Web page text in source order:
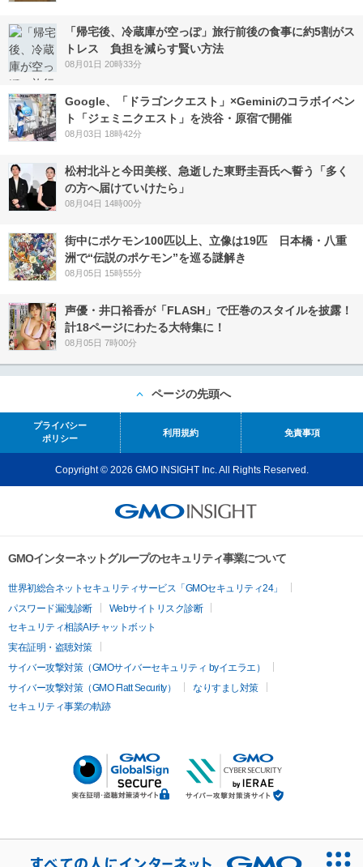
「帰宅後、冷蔵庫が空っぽ」旅行前後の食事に約5割がス
トレス 負担を減らす賢い方法
08月01日 20時33分
Google、「ドラゴンクエスト」×Geminiのコラボイベン
ト「ジェミニクエスト」を渋谷・原宿で開催
08月03日 18時42分
松村北斗と今田美桜、急逝した東野圭吾氏へ誓う「多く
の方へ届けていけたら」
08月04日 14時00分
街中にポケモン100匹以上、立像は19匹 日本橋・八重
洲で“伝説のポケモン”を巡る謎解き
08月05日 15時55分
声優・井口裕香が「FLASH」で圧巻のスタイルを披露！
計18ページにわたる大特集に！
08月05日 7時00分
ページの先頭へ
プライバシー
ポリシー
利用規約 免責事項
Copyright © 2026 GMO INSIGHT Inc. All Rights Reserved.
GMOインターネットグループのセキュリティ事業について
世界初総合ネットセキュリティサービス「GMOセキュリティ24」
パスワード漏洩診断
Webサイトリスク診断
セキュリティ相談AIチャットボット
実在証明・盗聴対策
サイバー攻撃対策（GMOサイバーセキュリティ byイエラエ）
サイバー攻撃対策（GMO Flatt Security）
なりすまし対策
セキュリティ事業の軌跡